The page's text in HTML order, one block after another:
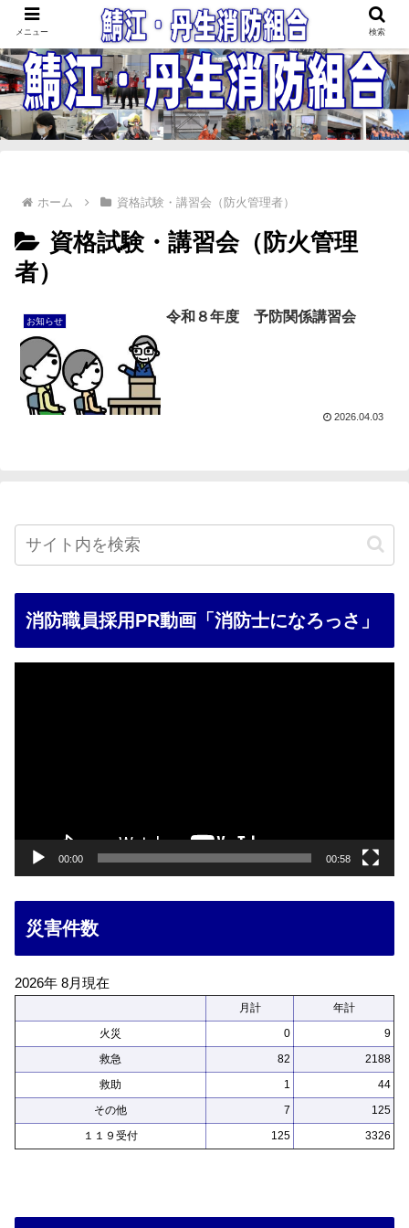
鯖江・丹生消防組合
ホーム 資格試験・講習会（防火管理者）
資格試験・講習会（防火管理
者）
お知らせ 令和８年度 予防関係講習会
2026.04.03
消防職員採用PR動画「消防士になろっさ」
00:00 00:58
災害件数
2026年 8月現在
月計
年計
火災
0
9
救急
82
2188
救助
1
44
その他
7
125
１１９受付
125 3326
メニュー 検索